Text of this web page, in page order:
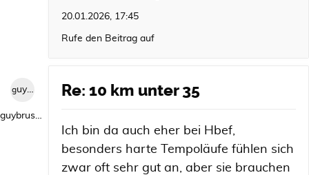
20.01.2026, 17:45
Rufe den Beitrag auf
guybrush1992
guybrush1992
Re: 10 km unter 35
Ich bin da auch eher bei Hbef,
besonders harte Tempoläufe fühlen sich
zwar oft sehr gut an, aber sie brauchen